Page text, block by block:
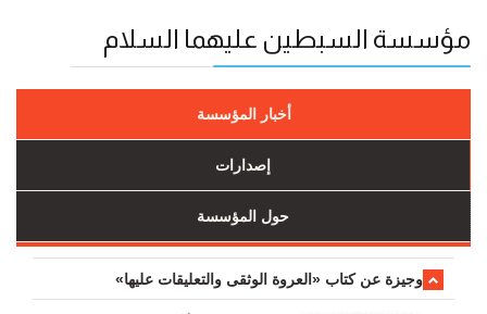
مؤسسة السبطين عليهما السلام
أخبار المؤسسة
إصدارات
حول المؤسسة
وجیزة عن کتاب «العروة الوثقی والتعلیقات علیها»